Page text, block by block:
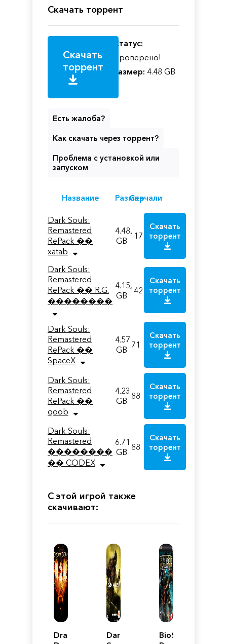
Скачать торрент
Скачать
торрент
Статус:
Проверено!
Размер: 4.48 GB
Есть жалоба?
Как скачать через торрент?
Проблема с установкой или
запуском
Название РазмерСкачали
Dark Souls:
Remastered
RePack ��
xatab
4.48
GB 117
Скачать
торрент
Dark Souls:
Remastered
RePack �� R.G.
��������
4.15
GB 142
Скачать
торрент
Dark Souls:
Remastered
RePack ��
SpaceX
4.57
GB 71
Скачать
торрент
Dark Souls:
Remastered
RePack ��
qoob
4.23
GB 88
Скачать
торрент
Dark Souls:
Remastered
��������
�� CODEX
6.71
GB 88
Скачать
торрент
С этой игрой также
скачивают:
Dragon’s
Dark
BioShock